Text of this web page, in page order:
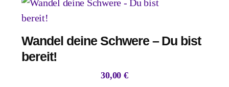
Wandel deine Schwere – Du bist
bereit!
30,00 €